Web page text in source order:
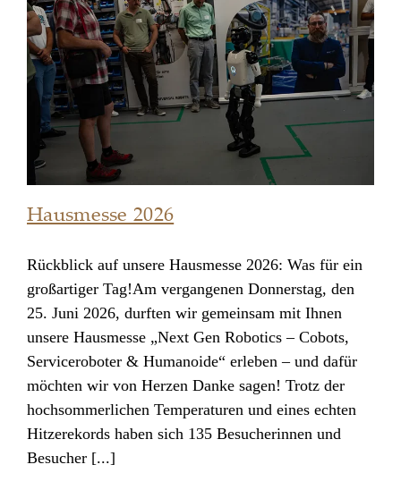
Hausmesse 2026
Hausmesse 2026
Rückblick auf unsere Hausmesse 2026: Was für ein
großartiger Tag!Am vergangenen Donnerstag, den
25. Juni 2026, durften wir gemeinsam mit Ihnen
unsere Hausmesse „Next Gen Robotics – Cobots,
Serviceroboter & Humanoide“ erleben – und dafür
möchten wir von Herzen Danke sagen! Trotz der
hochsommerlichen Temperaturen und eines echten
Hitzerekords haben sich 135 Besucherinnen und
Besucher [...]